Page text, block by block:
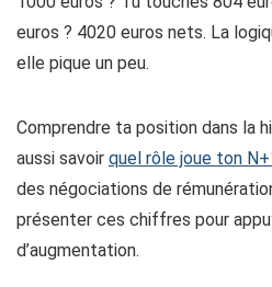
euros ? 4020 euros nets. La
elle pique un peu.
Comprendre ta position dans la
aussi savoir quel rôle joue ton
des négociations de
présenter ces chiffres pour
d’augmentation.